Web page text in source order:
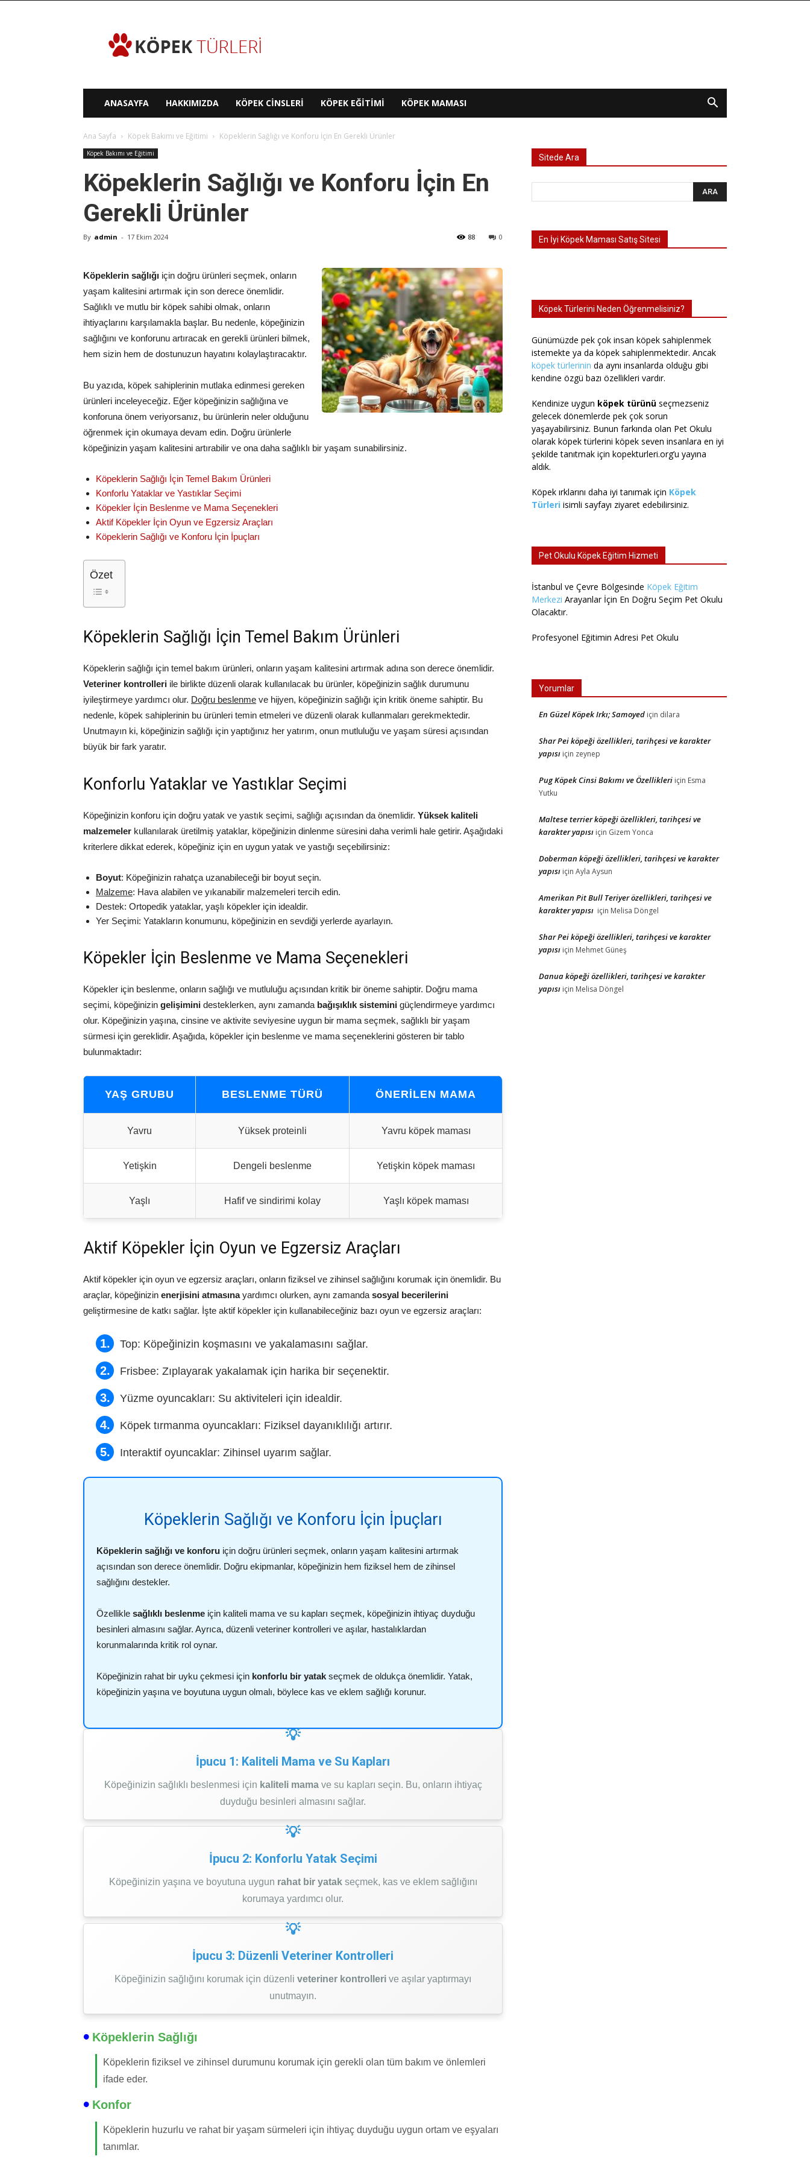
Türleri
ANASAYFA HAKKIMIZDA KÖPEK CINSLERI KÖPEK EĞITIMI KÖPEK MAMASI
Ana Sayfa Köpek Bakımı ve Eğitimi Köpeklerin Sağlığı ve Konforu İçin En Gerekli Ürünler
Köpek Bakımı ve Eğitimi
Köpeklerin Sağlığı ve Konforu İçin En
Gerekli Ürünler
By admin - 17 Ekim 2024 0
88
Köpeklerin sağlığı için doğru ürünleri seçmek, onların
yaşam kalitesini artırmak için son derece önemlidir.
Sağlıklı ve mutlu bir köpek sahibi olmak, onların
ihtiyaçlarını karşılamakla başlar. Bu nedenle, köpeğinizin
sağlığını ve konforunu artıracak en gerekli ürünleri bilmek,
hem sizin hem de dostunuzun hayatını kolaylaştıracaktır.
Bu yazıda, köpek sahiplerinin mutlaka edinmesi gereken
ürünleri inceleyeceğiz. Eğer köpeğinizin sağlığına ve
konforuna önem veriyorsanız, bu ürünlerin neler olduğunu
öğrenmek için okumaya devam edin. Doğru ürünlerle
köpeğinizin yaşam kalitesini artırabilir ve ona daha sağlıklı bir yaşam sunabilirsiniz.
Köpeklerin Sağlığı İçin Temel Bakım Ürünleri
Konforlu Yataklar ve Yastıklar Seçimi
Köpekler İçin Beslenme ve Mama Seçenekleri
Aktif Köpekler İçin Oyun ve Egzersiz Araçları
Köpeklerin Sağlığı ve Konforu İçin İpuçları
Özet
Köpeklerin Sağlığı İçin Temel Bakım Ürünleri
Köpeklerin sağlığı için temel bakım ürünleri, onların yaşam kalitesini artırmak adına son derece önemlidir.
Veteriner kontrolleri ile birlikte düzenli olarak kullanılacak bu ürünler, köpeğinizin sağlık durumunu
iyileştirmeye yardımcı olur. Doğru beslenme ve hijyen, köpeğinizin sağlığı için kritik öneme sahiptir. Bu
nedenle, köpek sahiplerinin bu ürünleri temin etmeleri ve düzenli olarak kullanmaları gerekmektedir.
Unutmayın ki, köpeğinizin sağlığı için yaptığınız her yatırım, onun mutluluğu ve yaşam süresi açısından
büyük bir fark yaratır.
Konforlu Yataklar ve Yastıklar Seçimi
Köpeğinizin konforu için doğru yatak ve yastık seçimi, sağlığı açısından da önemlidir. Yüksek kaliteli
malzemeler kullanılarak üretilmiş yataklar, köpeğinizin dinlenme süresini daha verimli hale getirir. Aşağıdaki
kriterlere dikkat ederek, köpeğiniz için en uygun yatak ve yastığı seçebilirsiniz:
Boyut: Köpeğinizin rahatça uzanabileceği bir boyut seçin.
Malzeme: Hava alabilen ve yıkanabilir malzemeleri tercih edin.
Destek: Ortopedik yataklar, yaşlı köpekler için idealdir.
Yer Seçimi: Yatakların konumunu, köpeğinizin en sevdiği yerlerde ayarlayın.
Köpekler İçin Beslenme ve Mama Seçenekleri
Köpekler için beslenme, onların sağlığı ve mutluluğu açısından kritik bir öneme sahiptir. Doğru mama
seçimi, köpeğinizin gelişimini desteklerken, aynı zamanda bağışıklık sistemini güçlendirmeye yardımcı
olur. Köpeğinizin yaşına, cinsine ve aktivite seviyesine uygun bir mama seçmek, sağlıklı bir yaşam
sürmesi için gereklidir. Aşağıda, köpekler için beslenme ve mama seçeneklerini gösteren bir tablo
bulunmaktadır:
YAŞ GRUBU BESLENME TÜRÜ ÖNERILEN MAMA
Yavru Yüksek proteinli Yavru köpek maması
Yetişkin Dengeli beslenme Yetişkin köpek maması
Yaşlı Hafif ve sindirimi kolay Yaşlı köpek maması
Aktif Köpekler İçin Oyun ve Egzersiz Araçları
Aktif köpekler için oyun ve egzersiz araçları, onların fiziksel ve zihinsel sağlığını korumak için önemlidir. Bu
araçlar, köpeğinizin enerjisini atmasınayardımcı olurken, aynı zamanda sosyal becerilerini
geliştirmesine de katkı sağlar. İşte aktif köpekler için kullanabileceğiniz bazı oyun ve egzersiz araçları:
Top: Köpeğinizin koşmasını ve yakalamasını sağlar.
Frisbee: Zıplayarak yakalamak için harika bir seçenektir.
Yüzme oyuncakları: Su aktiviteleri için idealdir.
Köpek tırmanma oyuncakları: Fiziksel dayanıklılığı artırır.
Interaktif oyuncaklar: Zihinsel uyarım sağlar.
Köpeklerin Sağlığı ve Konforu İçin İpuçları
Köpeklerin sağlığı ve konforu için doğru ürünleri seçmek, onların yaşam kalitesini artırmak
açısından son derece önemlidir. Doğru ekipmanlar, köpeğinizin hem fiziksel hem de zihinsel
sağlığını destekler.
Özellikle sağlıklı beslenme için kaliteli mama ve su kapları seçmek, köpeğinizin ihtiyaç duyduğu
besinleri almasını sağlar. Ayrıca, düzenli veteriner kontrolleri ve aşılar, hastalıklardan
korunmalarında kritik rol oynar.
Köpeğinizin rahat bir uyku çekmesi için konforlu bir yatak seçmek de oldukça önemlidir. Yatak,
köpeğinizin yaşına ve boyutuna uygun olmalı, böylece kas ve eklem sağlığı korunur.
İpucu 1: Kaliteli Mama ve Su Kapları
Köpeğinizin sağlıklı beslenmesi için kaliteli mamave su kapları seçin. Bu, onların ihtiyaç
duyduğu besinleri almasını sağlar.
İpucu 2: Konforlu Yatak Seçimi
Köpeğinizin yaşına ve boyutuna uygun rahat bir yatakseçmek, kas ve eklem sağlığını
korumaya yardımcı olur.
İpucu 3: Düzenli Veteriner Kontrolleri
Köpeğinizin sağlığını korumak için düzenli veteriner kontrolleri ve aşılar yaptırmayı
unutmayın.
Köpeklerin Sağlığı
Köpeklerin fiziksel ve zihinsel durumunu korumak için gerekli olan tüm bakım ve önlemleri
ifade eder.
Konfor
Köpeklerin huzurlu ve rahat bir yaşam sürmeleri için ihtiyaç duyduğu uygun ortam ve eşyaları
tanımlar.
Sitede Ara
En İyi Köpek Maması Satış Sitesi
Köpek Türlerini Neden Öğrenmelisiniz?
Günümüzde pek çok insan köpek sahiplenmek
istemekte ya da köpek sahiplenmektedir. Ancak
köpek türlerinin da aynı insanlarda olduğu gibi
kendine özgü bazı özellikleri vardır.
Kendinize uygun köpek türünü seçmezseniz
gelecek dönemlerde pek çok sorun
yaşayabilirsiniz. Bunun farkında olan Pet Okulu
olarak köpek türlerini köpek seven insanlara en iyi
şekilde tanıtmak için kopekturleri.org’u yayına
aldık.
Köpek ırklarını daha iyi tanımak için Köpek
Türleri isimli sayfayı ziyaret edebilirsiniz.
Pet Okulu Köpek Eğitim Hizmeti
İstanbul ve Çevre Bölgesinde Köpek Eğitim
Merkezi Arayanlar İçin En Doğru Seçim Pet Okulu
Olacaktır.
Profesyonel Eğitimin Adresi Pet Okulu
Yorumlar
En Güzel Köpek Irkı; Samoyed için dilara
Shar Pei köpeği özellikleri, tarihçesi ve karakter
yapısı için zeynep
Pug Köpek Cinsi Bakımı ve Özellikleri için Esma
Yutku
Maltese terrier köpeği özellikleri, tarihçesi ve
karakter yapısı için Gizem Yonca
Doberman köpeği özellikleri, tarihçesi ve karakter
yapısı için Ayla Aysun
Amerikan Pit Bull Teriyer özellikleri, tarihçesi ve
karakter yapısı için Melisa Döngel
Shar Pei köpeği özellikleri, tarihçesi ve karakter
yapısı için Mehmet Güneş
Danua köpeği özellikleri, tarihçesi ve karakter
yapısı için Melisa Döngel